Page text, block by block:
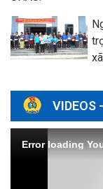
VIDEOS
Error loading